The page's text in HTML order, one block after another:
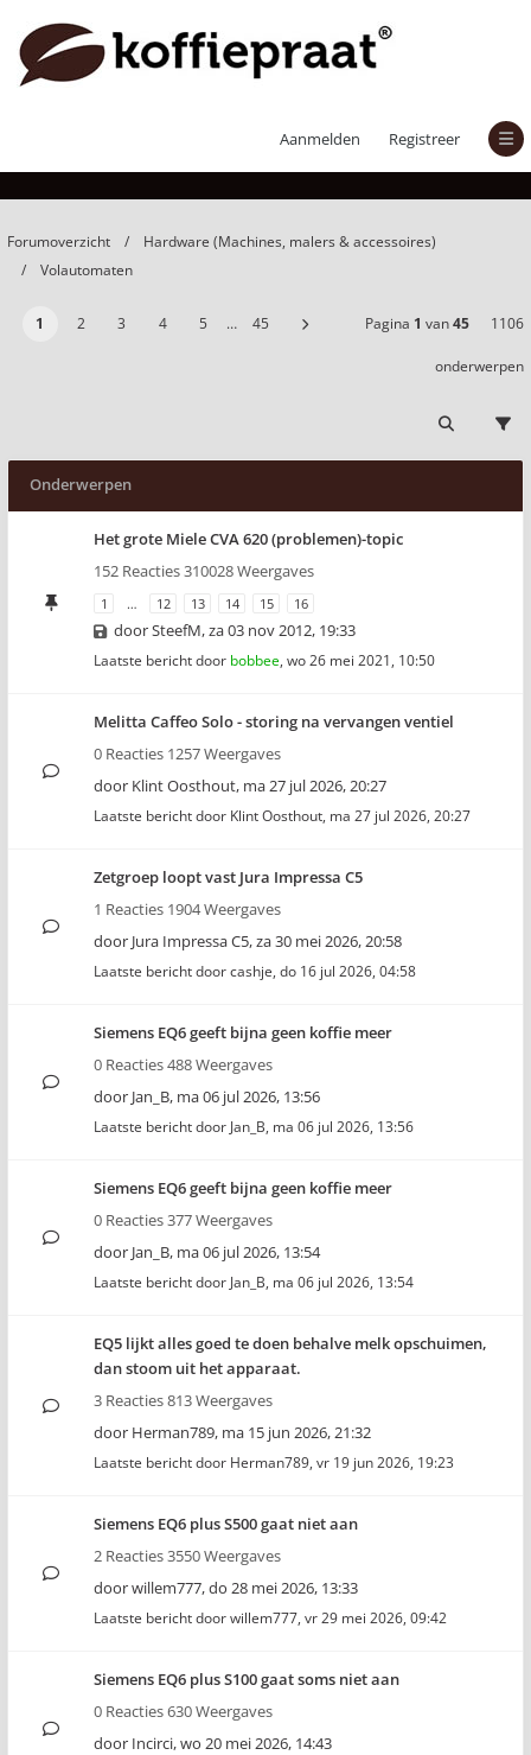
Aanmelden Registreer
Forumoverzicht
Hardware (Machines, malers & accessoires)
Volautomaten
1 2 3 4 5 … 45 Pagina 1 van45 1106
onderwerpen
Onderwerpen
Het grote Miele CVA 620 (problemen)-topic
152 Reacties 310028 Weergaves
1 … 12 13 14 15 16
doorSteefM,za 03 nov 2012, 19:33
Laatste bericht door bobbee, wo 26 mei 2021, 10:50
Melitta Caffeo Solo - storing na vervangen ventiel
0 Reacties 1257 Weergaves
door Klint Oosthout, ma 27 jul 2026, 20:27
Laatste bericht door Klint Oosthout, ma 27 jul 2026, 20:27
Zetgroep loopt vast Jura Impressa C5
1 Reacties 1904 Weergaves
door Jura Impressa C5,za 30 mei 2026, 20:58
Laatste bericht doorcashje, do 16 jul 2026, 04:58
Siemens EQ6 geeft bijna geen koffie meer
0 Reacties 488 Weergaves
door Jan_B, ma 06 jul 2026, 13:56
Laatste bericht door Jan_B, ma 06 jul 2026, 13:56
Siemens EQ6 geeft bijna geen koffie meer
0 Reacties 377 Weergaves
door Jan_B, ma 06 jul 2026, 13:54
Laatste bericht door Jan_B, ma 06 jul 2026, 13:54
EQ5 lijkt alles goed te doen behalve melk opschuimen,
dan stoom uit het apparaat.
3 Reacties 813 Weergaves
door Herman789, ma 15 jun 2026, 21:32
Laatste bericht door Herman789, vr 19 jun 2026, 19:23
Siemens EQ6 plus S500 gaat niet aan
2 Reacties 3550 Weergaves
doorwillem777,do 28 mei 2026, 13:33
Laatste bericht doorwillem777, vr 29 mei 2026, 09:42
Siemens EQ6 plus S100 gaat soms niet aan
0 Reacties 630 Weergaves
door Incirci,wo 20 mei 2026, 14:43